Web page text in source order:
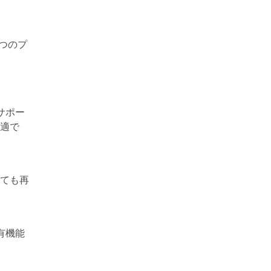
のプ
ポー
で
も再
機能